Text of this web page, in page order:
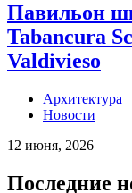
Павильон
Tabancura
Valdivieso
Архитектура
Новости
12 июня, 2026
Последние